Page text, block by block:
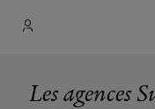
Les agences